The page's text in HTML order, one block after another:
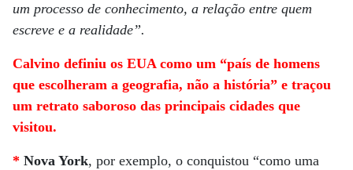
um processo de conhecimento, a relação entre quem
escreve e a realidade”.
Calvino definiu os EUA como um “país de homens
que escolheram a geografia, não a história” e traçou
um retrato saboroso das principais cidades que
visitou.
* Nova York, por exemplo, o conquistou “como uma